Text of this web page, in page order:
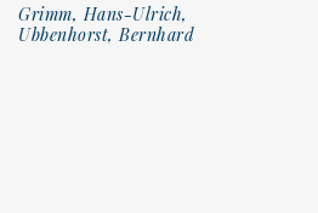
Grimm, Hans-Ulrich,
Ubbenhorst, Bernhard